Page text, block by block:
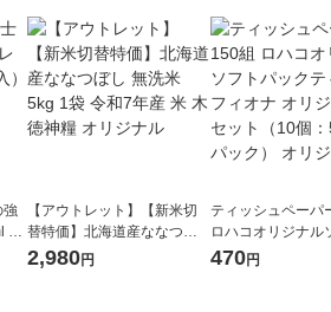
強
1
【アウトレット】【新米切
替特価】北海道産ななつぼ
し 無洗米 5kg 1袋 令和7年産
2,980円
ティッシュペーパ
ロハコオリジナル
ックティッシュ フ
470円